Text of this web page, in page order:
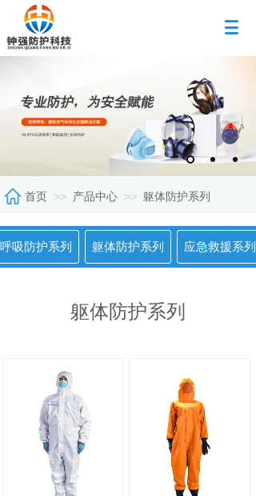
首页 >> 产品中心 >> 躯体防护系列
呼吸防护系列 躯体防护系列 应急救援系列
躯体防护系列